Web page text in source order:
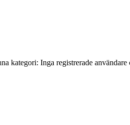
kategori: Inga registrerade användare